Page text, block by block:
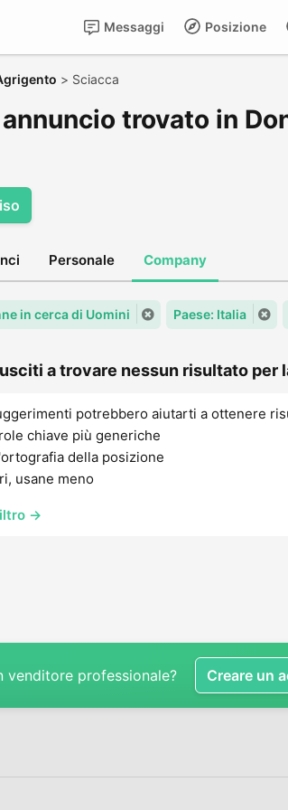
Posizione
Messaggi
> Sciacca
trovato in
Personale Company
in cerca di Uomini Paese: Italia
a trovare nessun risultato per
potrebbero aiutarti a ottenere
chiave più generiche
della posizione
usane meno
→
venditore professionale? Creare un